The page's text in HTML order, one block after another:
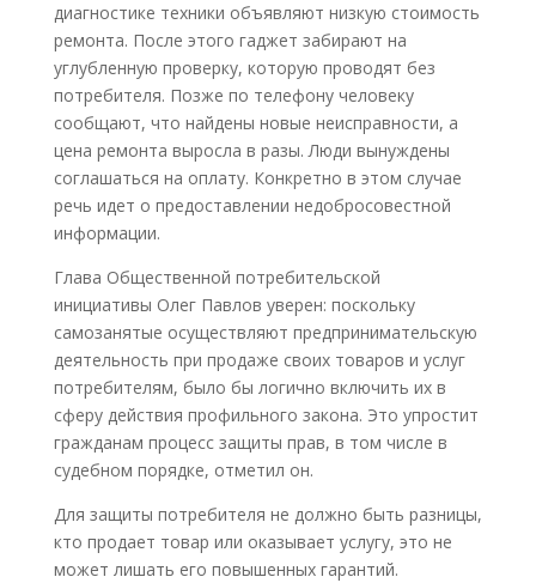
диагностике техники объявляют низкую стоимость
ремонта. После этого гаджет забирают на
углубленную проверку, которую проводят без
потребителя. Позже по телефону человеку
сообщают, что найдены новые неисправности, а
цена ремонта выросла в разы. Люди вынуждены
соглашаться на оплату. Конкретно в этом случае
речь идет о предоставлении недобросовестной
информации.
Глава Общественной потребительской
инициативы Олег Павлов уверен: поскольку
самозанятые осуществляют предпринимательскую
деятельность при продаже своих товаров и услуг
потребителям, было бы логично включить их в
сферу действия профильного закона. Это упростит
гражданам процесс защиты прав, в том числе в
судебном порядке, отметил он.
Для защиты потребителя не должно быть разницы,
кто продает товар или оказывает услугу, это не
может лишать его повышенных гарантий.